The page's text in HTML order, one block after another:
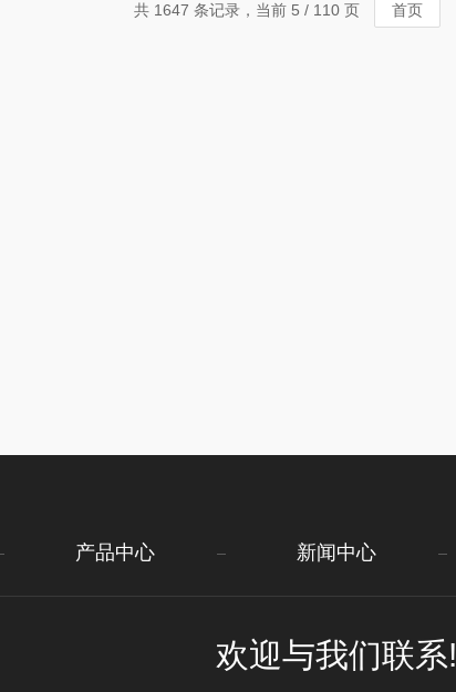
共 1647 条记录，当前 5 / 110 页 首页
产品中心 新闻中心
欢迎与我们联系!